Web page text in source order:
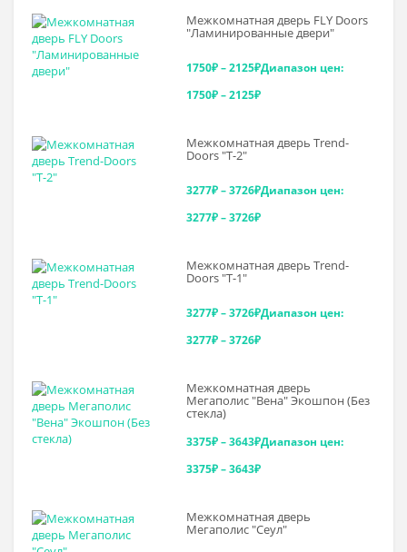
Межкомнатная дверь FLY Doors
"Ламинированные двери"
1750₽–2125₽Диапазон цен:
1750₽ – 2125₽
Межкомнатная дверь Trend-
Doоrs "Т-2"
3277₽–3726₽Диапазон цен:
3277₽ – 3726₽
Межкомнатная дверь Trend-
Doоrs "Т-1"
3277₽–3726₽Диапазон цен:
3277₽ – 3726₽
Межкомнатная дверь
Мегаполис "Вена" Экошпон (Без
стекла)
3375₽–3643₽Диапазон цен:
3375₽ – 3643₽
Межкомнатная дверь
Мегаполис "Сеул"